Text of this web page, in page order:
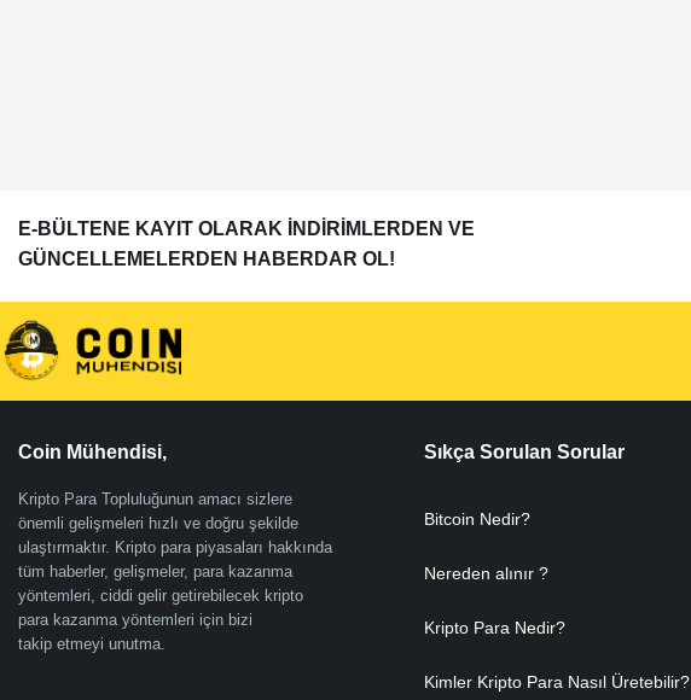
E-BÜLTENE KAYIT OLARAK İNDİRİMLERDEN VE
GÜNCELLEMELERDEN HABERDAR OL!
Coin Mühendisi,
Kripto Para Topluluğunun amacı sizlere
önemli gelişmeleri hızlı ve doğru şekilde
ulaştırmaktır. Kripto para piyasaları hakkında
tüm haberler, gelişmeler, para kazanma
yöntemleri, ciddi gelir getirebilecek kripto
para kazanma yöntemleri için bizi
takip etmeyi unutma.
Sıkça Sorulan Sorular
Bitcoin Nedir?
Nereden alınır ?
Kripto Para Nedir?
Kimler Kripto Para Nasıl Üretebilir?